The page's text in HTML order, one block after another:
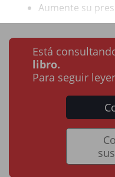
Aumente su
Está
libro.
Para seguir